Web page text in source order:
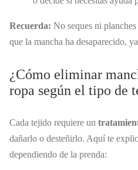
Recuerda: No seques ni
que la mancha ha desaparecido,
¿Cómo eliminar
ropa según el tipo de
Cada tejido requiere un
dañarlo o desteñirlo. Aquí te
dependiendo de la prenda: